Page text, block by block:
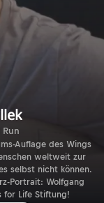
Auflage des Wings
weltweit zur
selbst nicht können.
Portrait: Wolfgang
for Life Stiftung!